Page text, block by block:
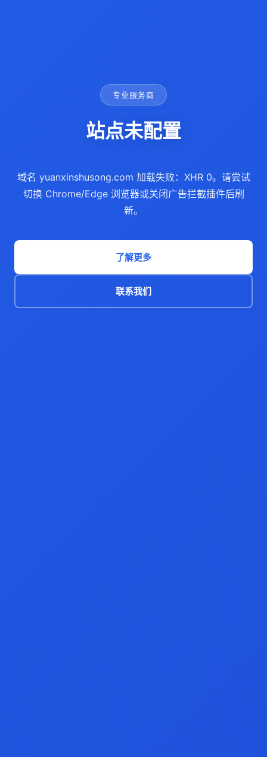
专业服务商
站点未配置
域名 yuanxinshusong.com 加载失败：XHR 0。请尝试
切换 Chrome/Edge 浏览器或关闭广告拦截插件后刷
新。
了解更多
联系我们